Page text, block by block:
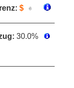
$
30.0%